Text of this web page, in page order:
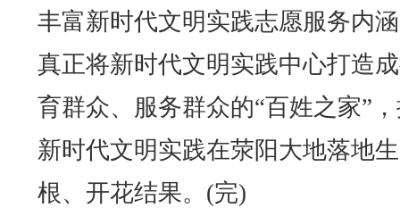
丰富新时代文明实践志愿服务内
真正将新时代文明实践中心打造
育群众、服务群众的“百姓之家”
新时代文明实践在荥阳大地落地生
根、开花结果。(完)